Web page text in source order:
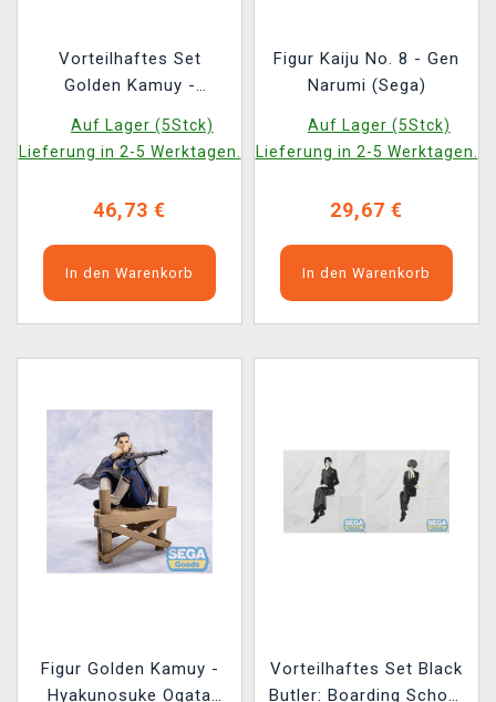
Vorteilhaftes Set
Golden Kamuy -
Hyakunosuke Ogata
(Sega)
Auf Lager (5Stck)
Lieferung in 2-5 Werktagen.
46,73 €
In den Warenkorb
Figur Kaiju No. 8 - Gen
Narumi (Sega)
Auf Lager (5Stck)
Lieferung in 2-5 Werktagen.
29,67 €
In den Warenkorb
Figur Golden Kamuy -
Hyakunosuke Ogata
Vorteilhaftes Set Black
Butler: Boarding School